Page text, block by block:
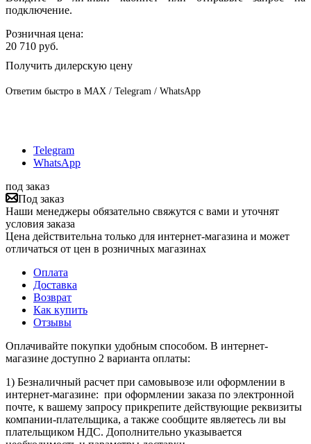
подключение.
Розничная цена:
20 710 руб.
Получить дилерскую цену
Ответим быстро в MAX / Telegram / WhatsApp
Telegram
WhatsApp
под заказ
Под заказ
Наши менеджеры обязательно свяжутся с вами и уточнят
условия заказа
Цена действительна только для интернет-магазина и может
отличаться от цен в розничных магазинах
Оплата
Доставка
Возврат
Как купить
Отзывы
Оплачивайте покупки удобным способом. В интернет-
магазине доступно 2 варианта оплаты:
1) Безналичный расчет при самовывозе или оформлении в
интернет-магазине: при оформлении заказа по электронной
почте, к вашему запросу прикрепите действующие реквизиты
компании-плательщика, а также сообщите являетесь ли вы
плательщиком НДС. Дополнительно указывается